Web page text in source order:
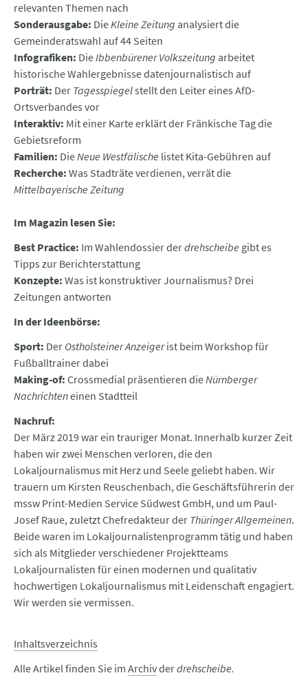
relevanten Themen nach
Sonderausgabe: DieKleine Zeitung analysiert die
Gemeinderatswahl auf 44 Seiten
Infografiken: DieIbbenbürener Volkszeitung arbeitet
historische Wahlergebnisse datenjournalistisch auf
Porträt: Der Tagesspiegelstellt den Leiter eines AfD-
Ortsverbandes vor
Interaktiv: Mit einer Karte erklärt der Fränkische Tag die
Gebietsreform
Familien: DieNeue Westfälische listet Kita-Gebühren auf
Recherche: Was Stadträte verdienen, verrät die
Mittelbayerische Zeitung
Im Magazin lesen Sie:
Best Practice: Im Wahlendossier derdrehscheibe gibt es
Tipps zur Berichterstattung
Konzepte: Was ist konstruktiver Journalismus? Drei
Zeitungen antworten
In der Ideenbörse:
Sport: Der Ostholsteiner Anzeigerist beim Workshop für
Fußballtrainer dabei
Making-of: Crossmedial präsentieren dieNürnberger
Nachrichteneinen Stadtteil
Nachruf:
Der März 2019 war ein trauriger Monat. Innerhalb kurzer Zeit
haben wir zwei Menschen verloren, die den
Lokaljournalismus mit Herz und Seele geliebt haben. Wir
trauern um Kirsten Reuschenbach, die Geschäftsführerin der
mssw Print-Medien Service Südwest GmbH, und um Paul-
Josef Raue, zuletzt Chefredakteur der Thüringer Allgemeinen.
Beide waren im Lokaljournalistenprogramm tätig und haben
sich als Mitglieder verschiedener Projektteams
Lokaljournalisten für einen modernen und qualitativ
hochwertigen Lokaljournalismus mit Leidenschaft engagiert.
Wir werden sie vermissen.
Inhaltsverzeichnis
Alle Artikel finden Sie im Archivderdrehscheibe.